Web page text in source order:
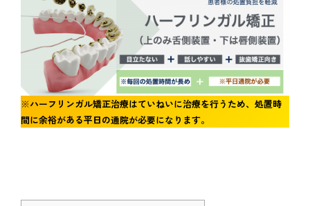
矯正歯科治療について役立つ情報を配信中
※ハーフリンガル矯正治療はていねいに治療を行うため、処置時
間に余裕がある平日の通院が必要になります。